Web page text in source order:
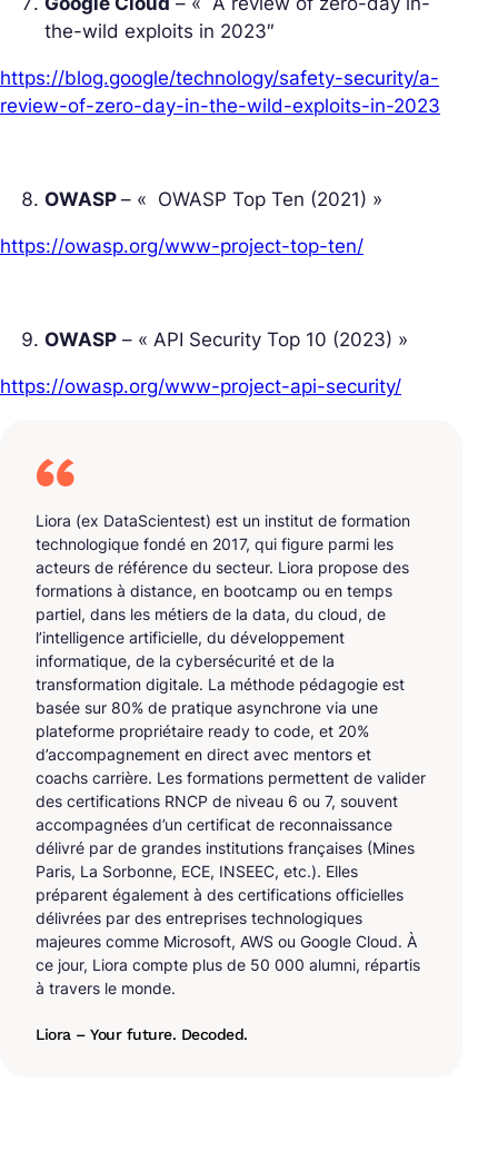
the-wild exploits in 2023″
https://blog.google/technology/safety-security/a-
review-of-zero-day-in-the-wild-exploits-in-2023
OWASP – « OWASP Top Ten (2021) »
https://owasp.org/www-project-top-ten/
OWASP – « API Security Top 10 (2023) »
https://owasp.org/www-project-api-security/
Liora (ex DataScientest) est un institut de formation
technologique fondé en 2017, qui figure parmi les
acteurs de référence du secteur. Liora propose des
formations à distance, en bootcamp ou en temps
partiel, dans les métiers de la data, du cloud, de
l’intelligence artificielle, du développement
informatique, de la cybersécurité et de la
transformation digitale. La méthode pédagogie est
basée sur 80% de pratique asynchrone via une
plateforme propriétaire ready to code, et 20%
d’accompagnement en direct avec mentors et
coachs carrière. Les formations permettent de valider
des certifications RNCP de niveau 6 ou 7, souvent
accompagnées d’un certificat de reconnaissance
délivré par de grandes institutions françaises (Mines
Paris, La Sorbonne, ECE, INSEEC, etc.). Elles
préparent également à des certifications officielles
délivrées par des entreprises technologiques
majeures comme Microsoft, AWS ou Google Cloud. À
ce jour, Liora compte plus de 50 000 alumni, répartis
à travers le monde.
Liora – Your future. Decoded.